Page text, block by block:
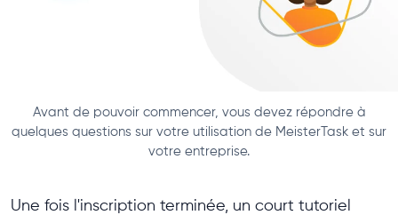
Avant de pouvoir commencer, vous devez répondre à
quelques questions sur votre utilisation de MeisterTask et sur
votre entreprise.
Une fois l'inscription terminée, un court tutoriel